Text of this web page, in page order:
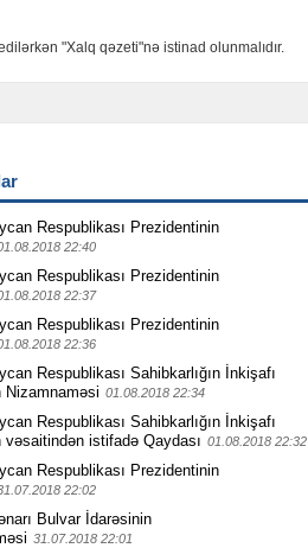
"Xalq qəzeti"nə istinad olunmalıdır.
Respublikası Prezidentinin
22:40
Respublikası Prezidentinin
22:37
Respublikası Prezidentinin
22:36
Respublikası Sahibkarlığın İnkişafı
Nizamnaməsi 01.08.2018 22:34
Respublikası Sahibkarlığın İnkişafı
vəsaitindən istifadə Qaydası 01.08.2018 22:32
Respublikası Prezidentinin
22:02
Bulvar İdarəsinin
31.07.2018 22:01